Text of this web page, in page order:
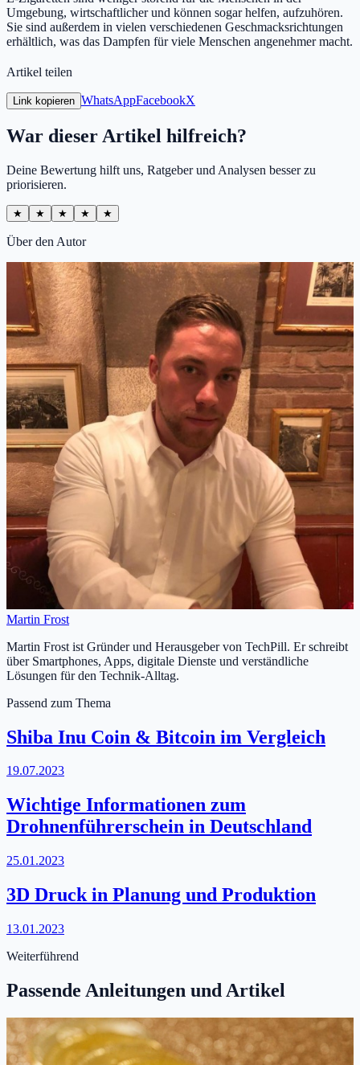
Umgebung, wirtschaftlicher und können sogar helfen, aufzuhören.
Sie sind außerdem in vielen verschiedenen Geschmacksrichtungen
erhältlich, was das Dampfen für viele Menschen angenehmer macht.
Artikel teilen
Link kopieren WhatsAppFacebookX
War dieser Artikel hilfreich?
Deine Bewertung hilft uns, Ratgeber und Analysen besser zu
priorisieren.
★ ★ ★ ★ ★
Über den Autor
Martin Frost
Martin Frost ist Gründer und Herausgeber von TechPill. Er schreibt
über Smartphones, Apps, digitale Dienste und verständliche
Lösungen für den Technik-Alltag.
Passend zum Thema
Shiba Inu Coin & Bitcoin im Vergleich
19.07.2023
Wichtige Informationen zum
Drohnenführerschein in Deutschland
25.01.2023
3D Druck in Planung und Produktion
13.01.2023
Weiterführend
Passende Anleitungen und Artikel